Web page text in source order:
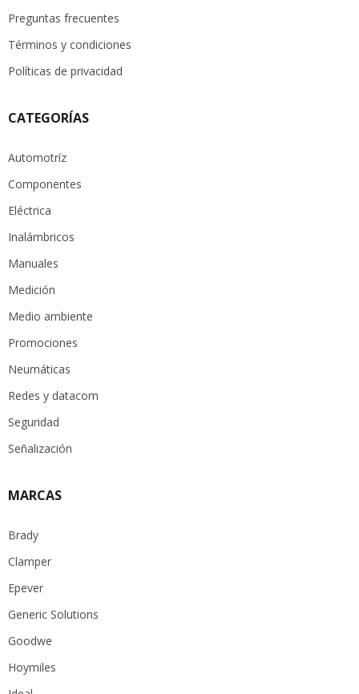
Preguntas frecuentes
Términos y condiciones
Políticas de privacidad
CATEGORÍAS
Automotríz
Componentes
Eléctrica
Inalámbricos
Manuales
Medición
Medio ambiente
Promociones
Neumáticas
Redes y datacom
Seguridad
Señalización
MARCAS
Brady
Clamper
Epever
Generic Solutions
Goodwe
Hoymiles